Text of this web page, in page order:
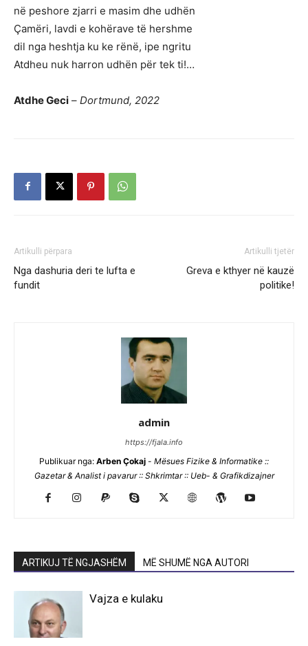
në peshore zjarri e masim dhe udhën
Çamëri, lavdi e kohërave të hershme
dil nga heshtja ku ke rënë, ipe ngritu
Atdheu nuk harron udhën për tek ti!…
Atdhe Geci – Dortmund, 2022
Artikulli përpara
Nga dashuria deri te lufta e
fundit
Artikulli tjetër
Greva e kthyer në kauzë
politike!
admin
https://fjala.info
Publikuar nga: Arben Çokaj - Mësues Fizike & Informatike ::
Gazetar & Analist i pavarur :: Shkrimtar :: Ueb- & Grafikdizajner
ARTIKUJ TË NGJASHËM MË SHUMË NGA AUTORI
Vajza e kulaku